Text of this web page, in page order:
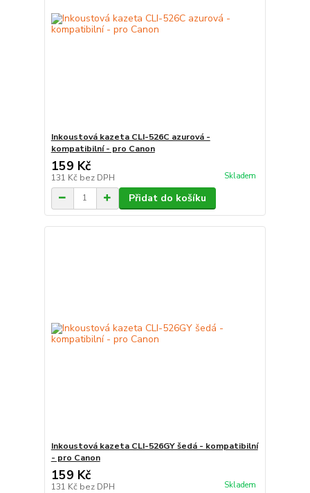
Inkoustová kazeta CLI-526C azurová -
kompatibilní - pro Canon
159 Kč
131 Kč bez DPH Skladem
Přidat do košíku
Inkoustová kazeta CLI-526GY šedá - kompatibilní
- pro Canon
159 Kč
131 Kč bez DPH Skladem